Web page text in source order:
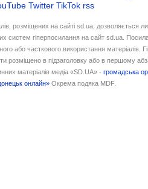
Twitter TikTok rss
розміщених на сайті sd.ua, дозволяється
систем гіперпосилання на сайт sd.ua.
або часткового використання матеріалів.
розміщено в підзаголовку або в першому
матеріалів медіа «SD.UA» -громадська
онлайн» Окрема подяка MDF.